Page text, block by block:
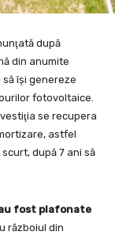
după
din anumite
îşi genereze
fotovoltaice.
se recupera
astfel
după 7 ani să
fost plafonate
războiul din